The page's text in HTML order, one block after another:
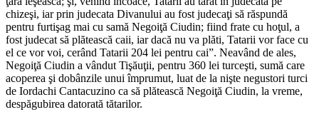
chizeşi, iar prin judecata Divanului au fost judecaţi să răspundă
pentru furtişag mai cu samă Negoiţă Ciudin; fiind frate cu hoţul, a
fost judecat să plătească caii, iar dacă nu va plăti, Tatarii vor face cu
el ce vor voi, cerând Tatarii 204 lei pentru cai”. Neavând de ales,
Negoiţă Ciudin a vândut Tişăuţii, pentru 360 lei turceşti, sumă care
acoperea şi dobânzile unui împrumut, luat de la nişte negustori turci
de Iordachi Cantacuzino ca să plătească Negoiţă Ciudin, la vreme,
despăgubirea datorată tătarilor.